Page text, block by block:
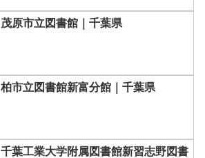
茂原市立図書館｜千葉県
柏市立図書館新富分館｜千葉県
千葉工業大学附属図書館新習志野図書